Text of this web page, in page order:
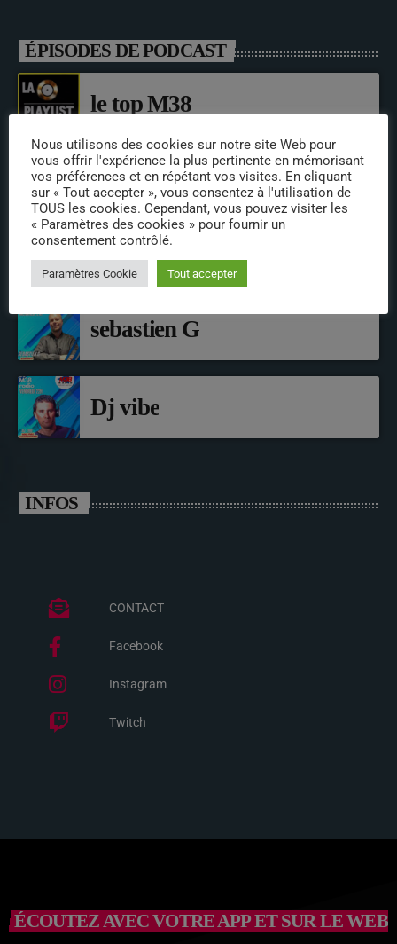
ÉPISODES DE PODCAST
le top M38
INTERVENANTS
CLUB VINTAGE
sebastien G
Dj vibe
INFOS
CONTACT
Facebook
Instagram
Twitch
ÉCOUTEZ AVEC VOTRE APP ET SUR LE WEB
Nous utilisons des cookies sur notre site Web pour
vous offrir l'expérience la plus pertinente en mémorisant
vos préférences et en répétant vos visites. En cliquant
sur « Tout accepter », vous consentez à l'utilisation de
TOUS les cookies. Cependant, vous pouvez visiter les
« Paramètres des cookies » pour fournir un
consentement contrôlé.
Paramètres Cookie Tout accepter